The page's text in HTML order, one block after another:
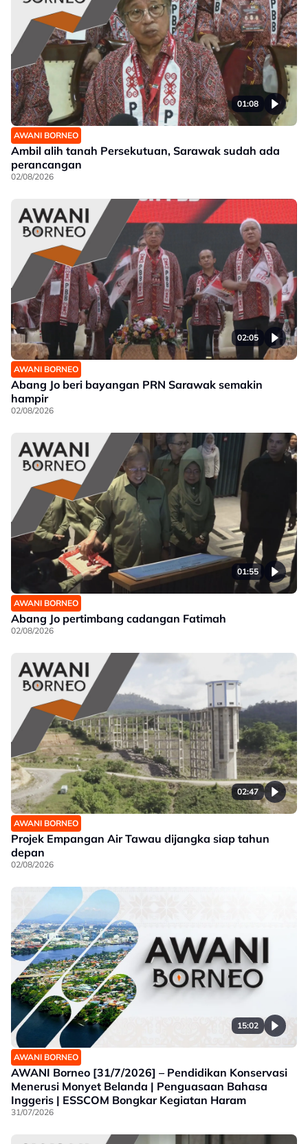
01:08
AWANI BORNEO
Ambil alih tanah Persekutuan, Sarawak sudah ada
perancangan
02/08/2026
02:05
AWANI BORNEO
Abang Jo beri bayangan PRN Sarawak semakin
hampir
02/08/2026
01:55
AWANI BORNEO
Abang Jo pertimbang cadangan Fatimah
02/08/2026
02:47
AWANI BORNEO
Projek Empangan Air Tawau dijangka siap tahun
depan
02/08/2026
15:02
AWANI BORNEO
AWANI Borneo [31/7/2026] – Pendidikan Konservasi
Menerusi Monyet Belanda | Penguasaan Bahasa
Inggeris | ESSCOM Bongkar Kegiatan Haram
31/07/2026